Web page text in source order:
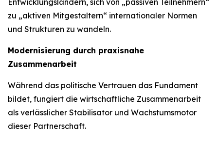
Entwicklungsländern, sich von „passiven Teilnehmern“
zu „aktiven Mitgestaltern“ internationaler Normen
und Strukturen zu wandeln.
Modernisierung durch praxisnahe
Zusammenarbeit
Während das politische Vertrauen das Fundament
bildet, fungiert die wirtschaftliche Zusammenarbeit
als verlässlicher Stabilisator und Wachstumsmotor
dieser Partnerschaft.